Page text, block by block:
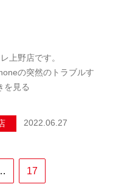
上野店です。
の突然のトラブルす
を見る
2022.06.27
17